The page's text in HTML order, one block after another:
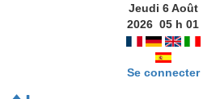
Jeudi 6 Août
2026 05 h01
Se connecter